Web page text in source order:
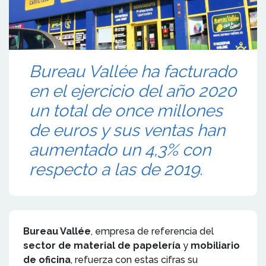
Bureau Vallée ha facturado
en el ejercicio del año 2020
un total de once millones
de euros y sus ventas han
aumentado un 4,3% con
respecto a las de 2019.
Bureau Vallée, empresa de referencia del
sector de material de papelería y mobiliario
de oficina, refuerza con estas cifras su